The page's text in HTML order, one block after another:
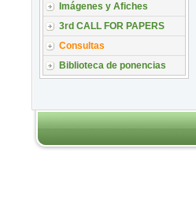
Imágenes y Afiches
3rd CALL FOR PAPERS
Consultas
Biblioteca de ponencias